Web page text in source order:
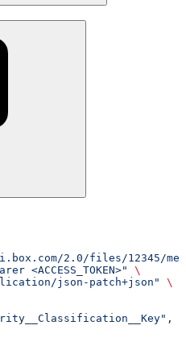
2.0/files/12345/
<ACCESS_TOKEN>"
\
json-patch+json"
\